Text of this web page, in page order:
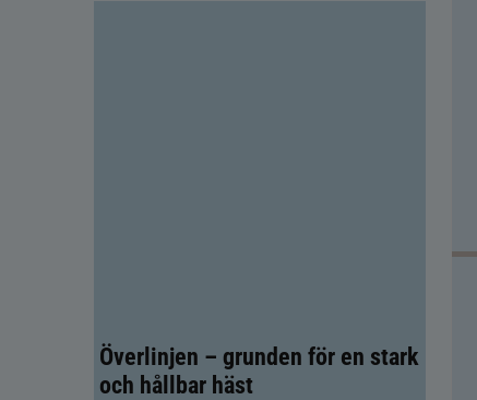
Överlinjen – grunden för en stark
och hållbar häst